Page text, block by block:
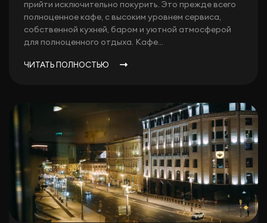
прийти исключительно покурить. Это прежде всего
полноценное кафе, с высоким уровнем сервиса,
собственной кухней, баром и уютной атмосферой
для полноценного отдыха. Кафе...
ЧИТАТЬ ПОЛНОСТЬЮ